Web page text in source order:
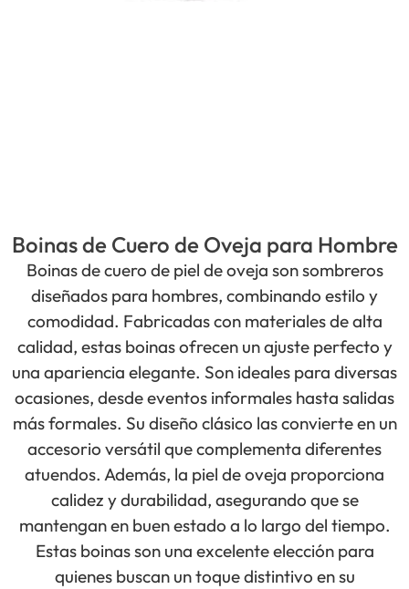
Boinas de Cuero de Oveja para Hombre
Boinas de cuero de piel de oveja son sombreros
diseñados para hombres, combinando estilo y
comodidad. Fabricadas con materiales de alta
calidad, estas boinas ofrecen un ajuste perfecto y
una apariencia elegante. Son ideales para diversas
ocasiones, desde eventos informales hasta salidas
más formales. Su diseño clásico las convierte en un
accesorio versátil que complementa diferentes
atuendos. Además, la piel de oveja proporciona
calidez y durabilidad, asegurando que se
mantengan en buen estado a lo largo del tiempo.
Estas boinas son una excelente elección para
quienes buscan un toque distintivo en su